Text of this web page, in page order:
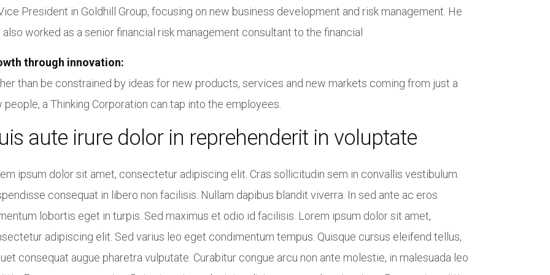
President in Goldhill Group, focusing on new business development and risk management. He
also worked as a senior financial risk management consultant to the financial
through innovation:
than be constrained by ideas for new products, services and new markets coming from just a
people, a Thinking Corporation can tap into the employees.
aute irure dolor in reprehenderit in voluptate
ipsum dolor sit amet, consectetur adipiscing elit. Cras sollicitudin sem in convallis vestibulum.
consequat in libero non facilisis. Nullam dapibus blandit viverra. In sed ante ac eros
lobortis eget in turpis. Sed maximus et odio id facilisis. Lorem ipsum dolor sit amet,
adipiscing elit. Sed varius leo eget condimentum tempus. Quisque cursus eleifend tellus,
consequat augue pharetra vulputate. Curabitur congue arcu non ante molestie, in malesuada leo
Professionalität gearbeitet
wird. Wir würden jederzeit
Lob für die hausgemachte
Soljanka
Nur Papa hatte
hinbekommen
Google